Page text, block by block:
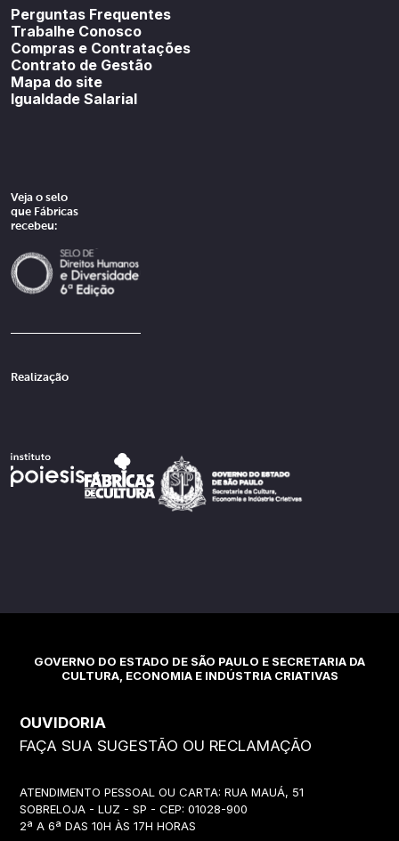
Perguntas Frequentes
Trabalhe Conosco
Compras e Contratações
Contrato de Gestão
Mapa do site
Igualdade Salarial
Veja o selo
que Fábricas
recebeu:
Realização
GOVERNO DO ESTADO DE SÃO PAULO E SECRETARIA DA
CULTURA, ECONOMIA E INDÚSTRIA CRIATIVAS
OUVIDORIA
FAÇA SUA SUGESTÃO OU RECLAMAÇÃO
ATENDIMENTO PESSOAL OU CARTA: RUA MAUÁ, 51
SOBRELOJA - LUZ - SP - CEP: 01028-900
2ª A 6ª DAS 10H ÀS 17H HORAS